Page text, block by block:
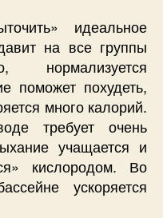
идеальное
на все группы
нормализуется
поможет похудеть,
много калорий.
требует очень
учащается и
кислородом. Во
ускоряется